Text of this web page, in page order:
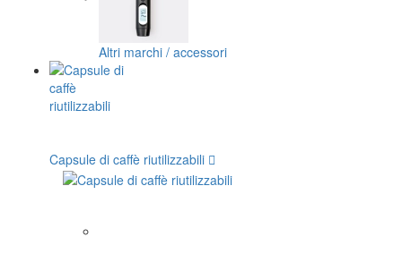
Altri marchi / accessori
Capsule di caffè riutilizzabili